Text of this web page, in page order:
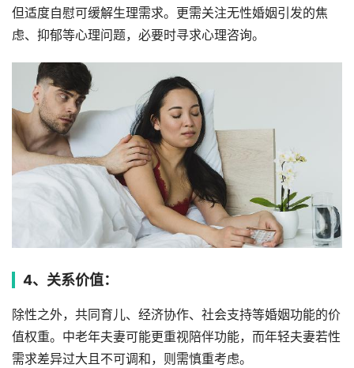
但适度自慰可缓解生理需求。更需关注无性婚姻引发的焦
虑、抑郁等心理问题，必要时寻求心理咨询。
4、关系价值：
除性之外，共同育儿、经济协作、社会支持等婚姻功能的价
值权重。中老年夫妻可能更重视陪伴功能，而年轻夫妻若性
需求差异过大且不可调和，则需慎重考虑。